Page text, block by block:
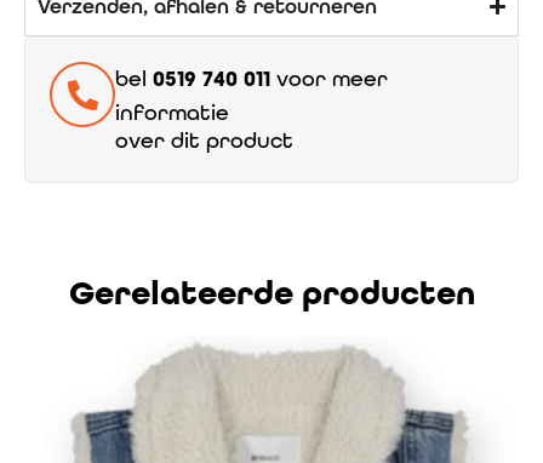
Verzenden, afhalen & retourneren
bel 0519 740 011 voor meer
informatie
over dit product
Gerelateerde producten